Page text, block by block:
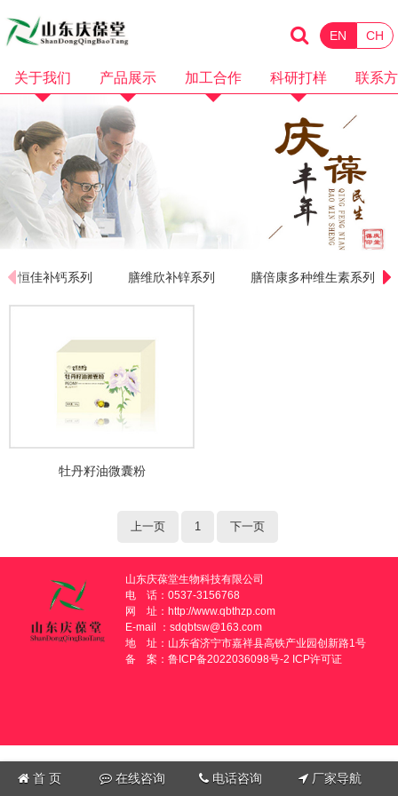
CH
EN
关于我们
企业资质
品牌故事
产品视频
企业视频
产品展示
化妆品
保健食品
加工合作
膏霜加工
乳液加工
洗护加工
科研打样
微商电商
OEM加工
科研打样
联系
恒佳补钙系列 膳维欣补锌系列 膳倍康多种维生素系列
牡丹籽油微囊粉
上一页 1 下一页
山东庆葆堂生物科技有限公司
电 话：0537-3156768
网 址：http://www.qbthzp.com
E-mail ：sdqbtsw@163.com
地 址：山东省济宁市嘉祥县高铁产业园创新路1号
备 案：鲁ICP备2022036098号-2 ICP许可证
首 页 在线咨询 电话咨询 厂家导航